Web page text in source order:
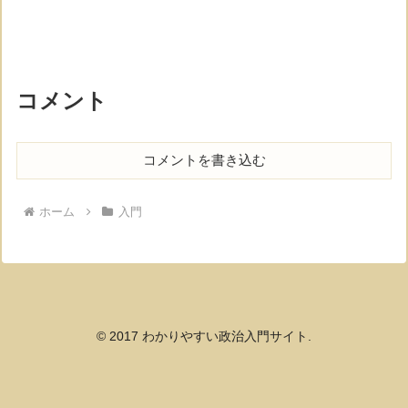
コメント
コメントを書き込む
ホーム 入門
© 2017 わかりやすい政治入門サイト.